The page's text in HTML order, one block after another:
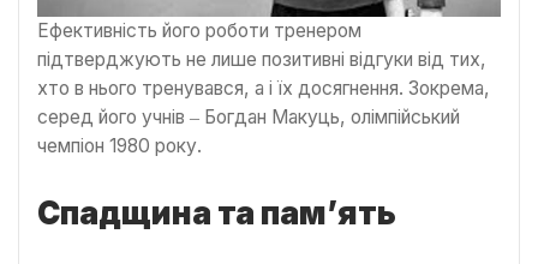
Ефективність його роботи тренером
підтверджують не лише позитивні відгуки від тих,
хто в нього тренувався, а і їх досягнення. Зокрема,
серед його учнів ‒ Богдан Макуць, олімпійський
чемпіон 1980 року.
Спадщина та пам’ять